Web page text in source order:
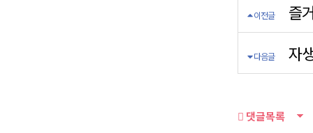
이전글 즐
다음글 자
댓글목록